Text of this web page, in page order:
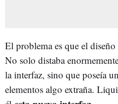
El problema es que el
No solo distaba
la interfaz, sino que poseía
elementos algo extraña.